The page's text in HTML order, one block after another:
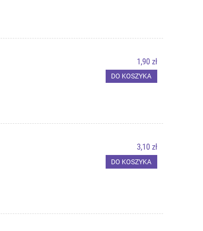
1,90 zł
DO KOSZYKA
3,10 zł
DO KOSZYKA